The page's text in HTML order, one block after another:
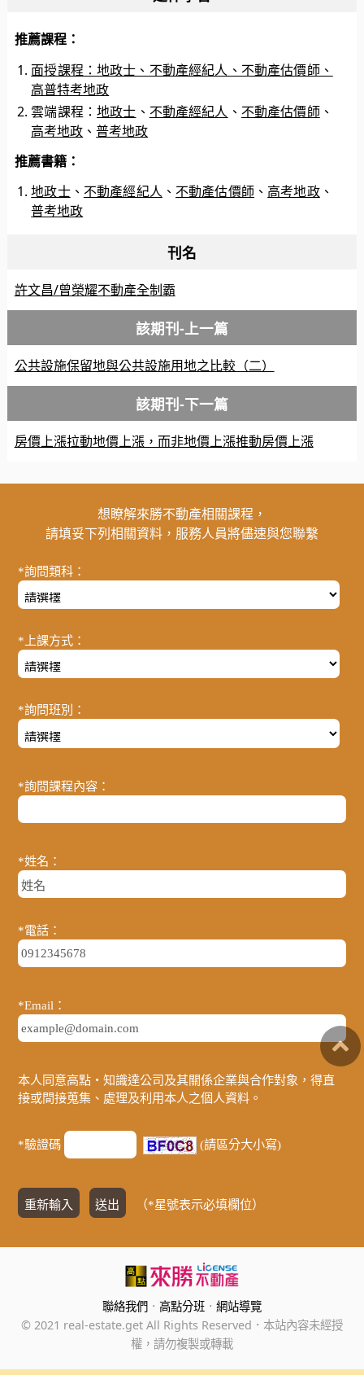
推薦課程：
面授課程：地政士、不動產經紀人、不動產估價師、
高普特考地政
雲端課程：地政士 、 不動產經紀人 、 不動產估價師、
高考地政 、普考地政
推薦書籍：
地政士、 不動產經紀人 、 不動產估價師、 高考地政、
普考地政
刊名
許文昌/曾榮耀不動產全制霸
該期刊-上一篇
公共設施保留地與公共設施用地之比較（二）
該期刊-下一篇
房價上漲拉動地價上漲，而非地價上漲推動房價上漲
想瞭解來勝不動產相關課程，
請填妥下列相關資料，服務人員將儘速與您聯繫
*詢問類科：
*上課方式：
*詢問班別：
*詢問課程內容：
*姓名：
*電話：
*Email：
本人同意高點‧知識達公司及其關係企業與合作對象，得直
接或間接蒐集、處理及利用本人之個人資料。
*驗證碼 (請區分大小寫)
（*星號表示必填欄位）
聯絡我們 ． 高點分班 ． 網站導覽
© 2021 real-estate.get All Rights Reserved．本站內容未經授
權，請勿複製或轉載